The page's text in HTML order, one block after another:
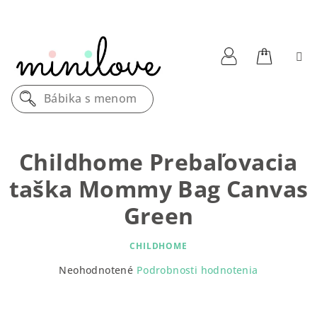
Bábika s menom
Childhome Prebaľovacia
taška Mommy Bag Canvas
Green
CHILDHOME
Neohodnotené Podrobnosti hodnotenia